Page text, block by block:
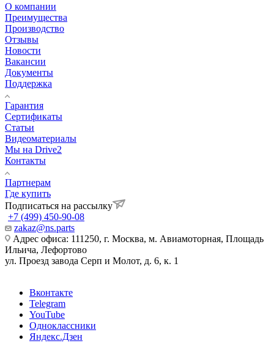
О компании
Преимущества
Производство
Отзывы
Новости
Вакансии
Документы
Поддержка
Гарантия
Сертификаты
Статьи
Видеоматериалы
Мы на Drive2
Контакты
Партнерам
Где купить
Подписаться на рассылку
+7 (499) 450-90-08
zakaz@ns.parts
Адрес офиса: 111250, г. Москва, м. Авиамоторная, Площадь
Ильича, Лефортово
ул. Проезд завода Серп и Молот, д. 6, к. 1
Вконтакте
Telegram
YouTube
Одноклассники
Яндекс.Дзен